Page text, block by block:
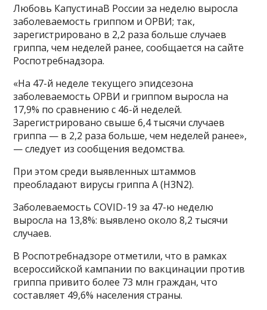
Любовь КапустинаВ России за неделю выросла
заболеваемость гриппом и ОРВИ; так,
зарегистрировано в 2,2 раза больше случаев
гриппа, чем неделей ранее, сообщается на сайте
Роспотребнадзора.
«На 47-й неделе текущего эпидсезона
заболеваемость ОРВИ и гриппом выросла на
17,9% по сравнению с 46-й неделей.
Зарегистрировано свыше 6,4 тысячи случаев
гриппа — в 2,2 раза больше, чем неделей ранее»,
— следует из сообщения ведомства.
При этом среди выявленных штаммов
преобладают вирусы гриппа A (H3N2).
Заболеваемость COVID-19 за 47-ю неделю
выросла на 13,8%: выявлено около 8,2 тысячи
случаев.
В Роспотребнадзоре отметили, что в рамках
всероссийской кампании по вакцинации против
гриппа привито более 73 млн граждан, что
составляет 49,6% населения страны.